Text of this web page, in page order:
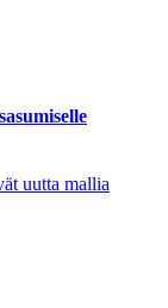
uutta mallia